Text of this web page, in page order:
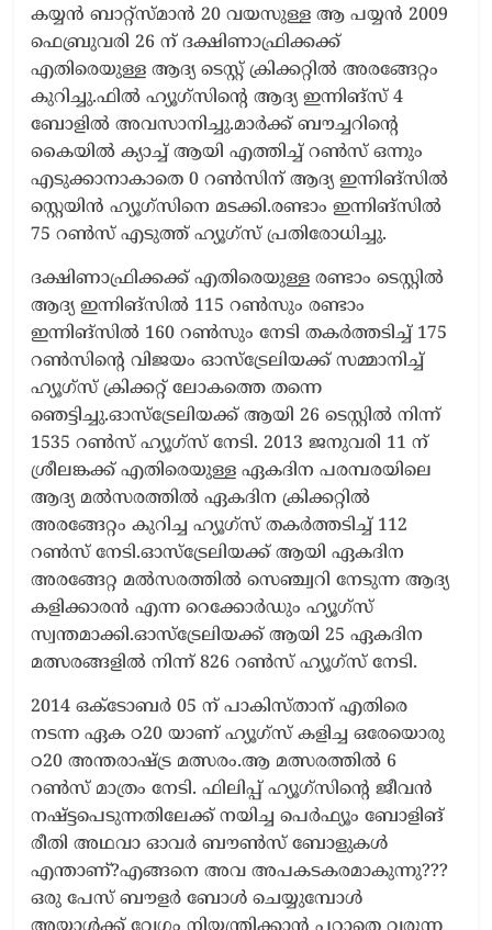
കയ്യൻ ബാറ്റ്സ്മാൻ 20 വയസുള്ള ആ പയ്യൻ 2009
ഫെബ്രുവരി 26 ന് ദക്ഷിണാഫ്രിക്കക്ക്
എതിരെയുള്ള ആദ്യ ടെസ്റ്റ് ക്രിക്കറ്റിൽ അരങ്ങേറ്റം
കുറിച്ചു.ഫിൽ ഹ്യൂഗ്‌സിന്റെ ആദ്യ ഇന്നിങ്‌സ് 4
ബോളിൽ അവസാനിച്ചു.മാർക്ക് ബൗച്ചറിന്റെ
കൈയിൽ ക്യാച്ച് ആയി എത്തിച്ച് റൺസ് ഒന്നും
എടുക്കാനാകാതെ 0 റൺസിന് ആദ്യ ഇന്നിങ്‌സിൽ
സ്റ്റെയിൻ ഹ്യൂഗ്‌സിനെ മടക്കി.രണ്ടാം ഇന്നിങ്‌സിൽ
75 റൺസ് എടുത്ത് ഹ്യൂഗ്‌സ് പ്രതിരോധിച്ചു.
ദക്ഷിണാഫ്രിക്കക്ക് എതിരെയുള്ള രണ്ടാം ടെസ്റ്റിൽ
ആദ്യ ഇന്നിങ്‌സിൽ 115 റൺസും രണ്ടാം
ഇന്നിങ്‌സിൽ 160 റൺസും നേടി തകർത്തടിച്ച് 175
റൺസിന്റെ വിജയം ഓസ്‌ട്രേലിയക്ക് സമ്മാനിച്ച്
ഹ്യൂഗ്‌സ് ക്രിക്കറ്റ് ലോകത്തെ തന്നെ
ഞെട്ടിച്ചു.ഓസ്‌ട്രേലിയക്ക് ആയി 26 ടെസ്റ്റിൽ നിന്ന്
1535 റൺസ് ഹ്യൂഗ്‌സ് നേടി. 2013 ജനുവരി 11 ന്
ശ്രീലങ്കക്ക് എതിരെയുള്ള ഏകദിന പരമ്പരയിലെ
ആദ്യ മൽസരത്തിൽ ഏകദിന ക്രിക്കറ്റിൽ
അരങ്ങേറ്റം കുറിച്ച ഹ്യൂഗ്‌സ് തകർത്തടിച്ച് 112
റൺസ് നേടി.ഓസ്‌ട്രേലിയക്ക് ആയി ഏകദിന
അരങ്ങേറ്റ മൽസരത്തിൽ സെഞ്ച്വറി നേടുന്ന ആദ്യ
കളിക്കാരൻ എന്ന റെക്കോർഡും ഹ്യൂഗ്‌സ്
സ്വന്തമാക്കി.ഓസ്‌ട്രേലിയക്ക് ആയി 25 ഏകദിന
മത്സരങ്ങളിൽ നിന്ന് 826 റൺസ് ഹ്യൂഗ്‌സ് നേടി.
2014 ഒക്ടോബർ 05 ന് പാകിസ്താന് എതിരെ
നടന്ന ഏക ഠ20 യാണ് ഹ്യൂഗ്‌സ് കളിച്ച ഒരേയൊരു
ഠ20 അന്തരാഷ്ട്ര മത്സരം.ആ മത്സരത്തിൽ 6
റൺസ് മാത്രം നേടി. ഫിലിപ്പ് ഹ്യൂഗ്‌സിന്റെ ജീവൻ
നഷ്ട്ടപെടുന്നതിലേക്ക് നയിച്ച പെർഫ്യൂം ബോളിങ്
രീതി അഥവാ ഓവർ ബൗൺസ് ബോളുകൾ
എന്താണ്?എങ്ങനെ അവ അപകടകരമാകുന്നു???
ഒരു പേസ് ബൗളർ ബോൾ ചെയ്യുമ്പോൾ